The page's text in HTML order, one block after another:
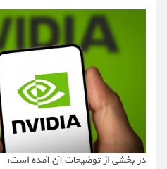
در بخشی از توضیحات آن آمده است: